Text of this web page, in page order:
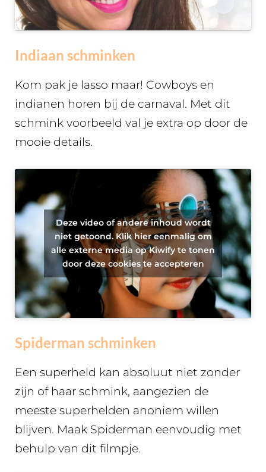
Indiaan schminken
Kom pak je lasso maar! Cowboys en
indianen horen bij de carnaval. Met dit
schmink voorbeeld val je extra op door de
mooie details.
Deze video of andere inhoud wordt
niet getoond. Klik hier eenmalig om
alle externe media op Kiwify te tonen
door deze cookies te accepteren
Spiderman schminken
Een superheld kan absoluut niet zonder
zijn of haar schmink, aangezien de
meeste superhelden anoniem willen
blijven. Maak Spiderman eenvoudig met
behulp van dit filmpje.